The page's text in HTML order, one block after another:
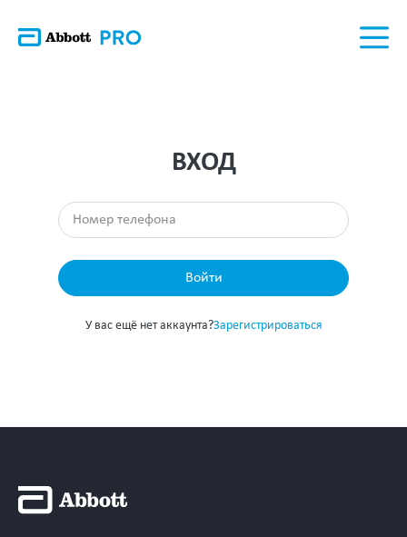
ВХОД
Войти
У вас ещё нет аккаунта?Зарегистрироваться